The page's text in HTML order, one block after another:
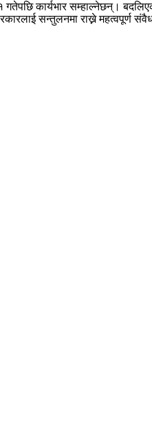
कार्यभार सम्हाल्नेछन्।
सन्तुलनमा राख्ने महत्वपूर्ण